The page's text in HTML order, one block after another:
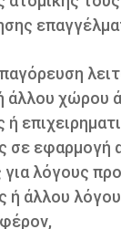
άλλου χώρου
ή
σε εφαρμογή
λόγους
ή άλλου